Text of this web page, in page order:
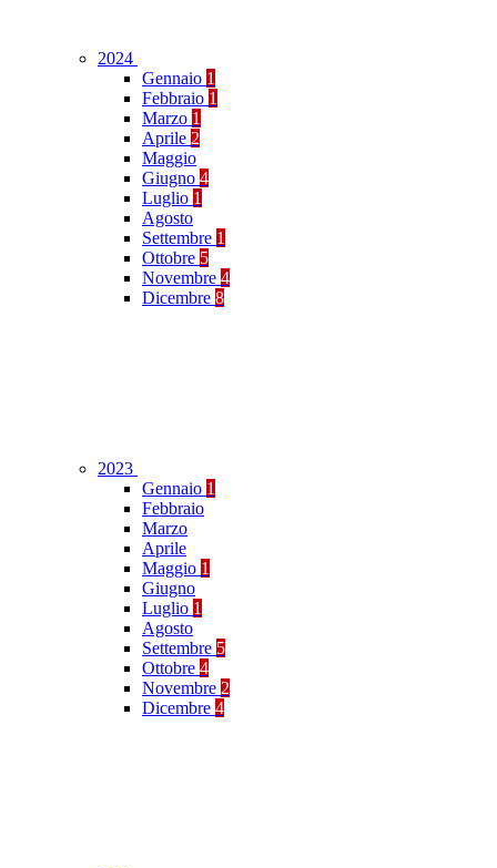
2024
Gennaio 1
Febbraio 1
Marzo 1
Aprile 2
Maggio
Giugno 4
Luglio 1
Agosto
Settembre 1
Ottobre 5
Novembre 4
Dicembre 8
2023
Gennaio 1
Febbraio
Marzo
Aprile
Maggio 1
Giugno
Luglio 1
Agosto
Settembre 5
Ottobre 4
Novembre 2
Dicembre 4